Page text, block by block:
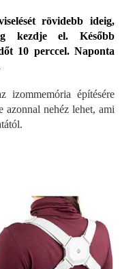
rövidebb ideig,
kezdje el. Később
10 perccel. Naponta
építésére
azonnal nehéz lehet, ami